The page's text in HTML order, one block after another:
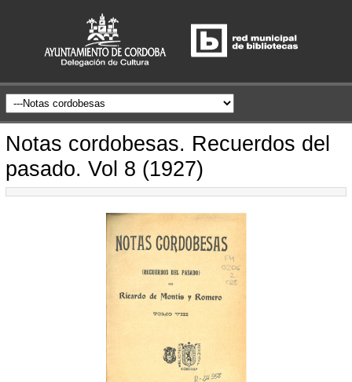
Notas cordobesas. Recuerdos del
pasado. Vol 8 (1927)